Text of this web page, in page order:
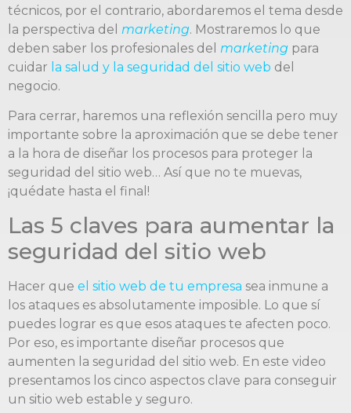
técnicos, por el contrario, abordaremos el tema desde
la perspectiva del marketing. Mostraremos lo que
deben saber los profesionales del marketing para
cuidar la salud y la seguridad del sitio web del
negocio.
Para cerrar, haremos una reflexión sencilla pero muy
importante sobre la aproximación que se debe tener
a la hora de diseñar los procesos para proteger la
seguridad del sitio web… Así que no te muevas,
¡quédate hasta el final!
Las 5 claves para aumentar la
seguridad del sitio web
Hacer que el sitio web de tu empresa sea inmune a
los ataques es absolutamente imposible. Lo que sí
puedes lograr es que esos ataques te afecten poco.
Por eso, es importante diseñar procesos que
aumenten la seguridad del sitio web. En este video
presentamos los cinco aspectos clave para conseguir
un sitio web estable y seguro.